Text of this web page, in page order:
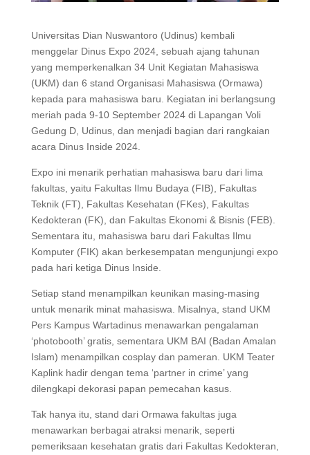
Universitas Dian Nuswantoro (Udinus) kembali
menggelar Dinus Expo 2024, sebuah ajang tahunan
yang memperkenalkan 34 Unit Kegiatan Mahasiswa
(UKM) dan 6 stand Organisasi Mahasiswa (Ormawa)
kepada para mahasiswa baru. Kegiatan ini berlangsung
meriah pada 9-10 September 2024 di Lapangan Voli
Gedung D, Udinus, dan menjadi bagian dari rangkaian
acara Dinus Inside 2024.
Expo ini menarik perhatian mahasiswa baru dari lima
fakultas, yaitu Fakultas Ilmu Budaya (FIB), Fakultas
Teknik (FT), Fakultas Kesehatan (FKes), Fakultas
Kedokteran (FK), dan Fakultas Ekonomi & Bisnis (FEB).
Sementara itu, mahasiswa baru dari Fakultas Ilmu
Komputer (FIK) akan berkesempatan mengunjungi expo
pada hari ketiga Dinus Inside.
Setiap stand menampilkan keunikan masing-masing
untuk menarik minat mahasiswa. Misalnya, stand UKM
Pers Kampus Wartadinus menawarkan pengalaman
‘photobooth’ gratis, sementara UKM BAI (Badan Amalan
Islam) menampilkan cosplay dan pameran. UKM Teater
Kaplink hadir dengan tema ‘partner in crime’ yang
dilengkapi dekorasi papan pemecahan kasus.
Tak hanya itu, stand dari Ormawa fakultas juga
menawarkan berbagai atraksi menarik, seperti
pemeriksaan kesehatan gratis dari Fakultas Kedokteran,